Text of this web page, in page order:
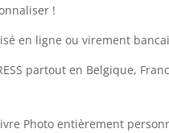
!
en ligne ou virement
partout en Belgique,
Photo entièrement